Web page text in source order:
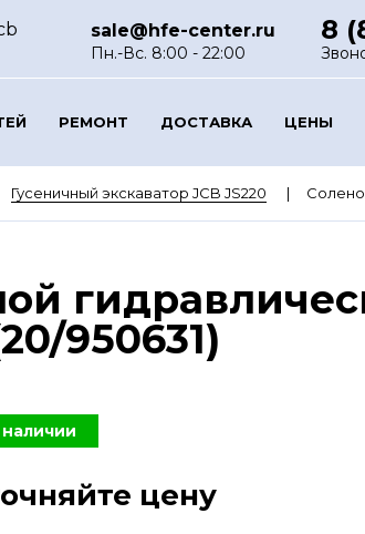
sale@hfe-center.ru
Пн.-Вс. 8:00 - 22:00
8
РЕМОНТ ДОСТАВКА ЦЕНЫ
Гусеничный экскаватор JCB JS220
950631)
цену